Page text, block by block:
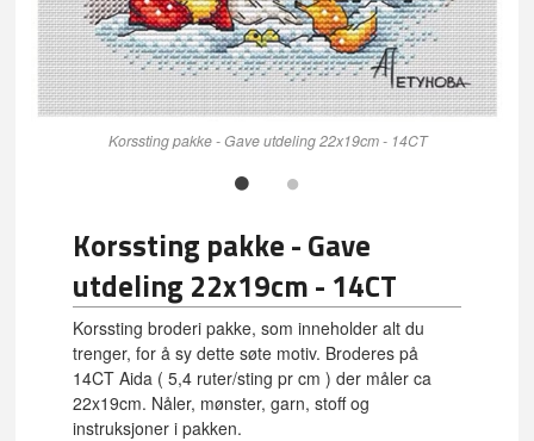
Korssting pakke - Gave utdeling 22x19cm - 14CT
Korssting pakke - Gave
utdeling 22x19cm - 14CT
Korssting broderi pakke, som inneholder alt du
trenger, for å sy dette søte motiv. Broderes på
14CT Aida ( 5,4 ruter/sting pr cm ) der måler ca
22x19cm. Nåler, mønster, garn, stoff og
instruksjoner i pakken.